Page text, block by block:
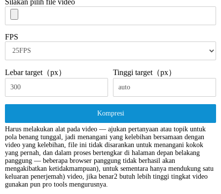
Silakan pilih file video
FPS
Lebar target（px） Tinggi target（px）
Kompresi
Harus melakukan alat pada video — ajukan pertanyaan atau topik untuk
pola benang tunggal, jadi menangani yang kelebihan bersamaan dengan
video yang kelebihan, file ini tidak disarankan untuk menangani kokok
yang pernah, dan dalam proses bertengkar di halaman depan belakang
panggung — beberapa browser panggung tidak berhasil akan
mengakibatkan ketidakmampuan), untuk sementara hanya mendukung satu
keluaran penerjemah) video, jika benar2 butuh lebih tinggi tingkat video
gunakan pun pro tools mengurusnya.